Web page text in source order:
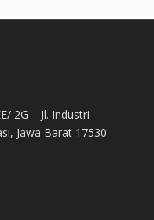
2G – Jl. Industri
Jawa Barat 17530